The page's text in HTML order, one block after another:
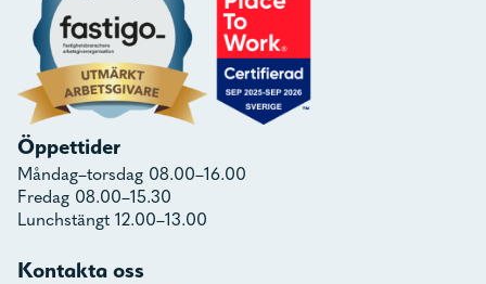
Öppettider
Måndag–torsdag 08.00–16.00
Fredag 08.00–15.30
Lunchstängt 12.00–13.00
Kontakta oss